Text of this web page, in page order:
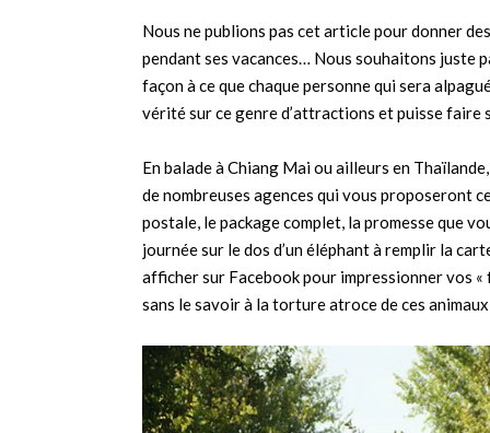
Nous ne publions pas cet article pour donner
pendant ses vacances… Nous souhaitons juste
façon à ce que chaque personne qui sera
vérité sur ce genre d’attractions et puisse faire
En balade à Chiang Mai ou ailleurs en
de nombreuses agences qui vous proposeront
postale, le package complet, la promesse que
journée sur le dos d’un éléphant à remplir la
afficher sur Facebook pour impressionner vos
sans le savoir à la torture atroce de ces